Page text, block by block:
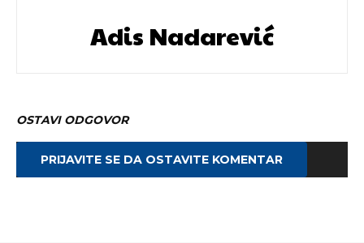
Adis Nadarević
OSTAVI ODGOVOR
PRIJAVITE SE DA OSTAVITE KOMENTAR